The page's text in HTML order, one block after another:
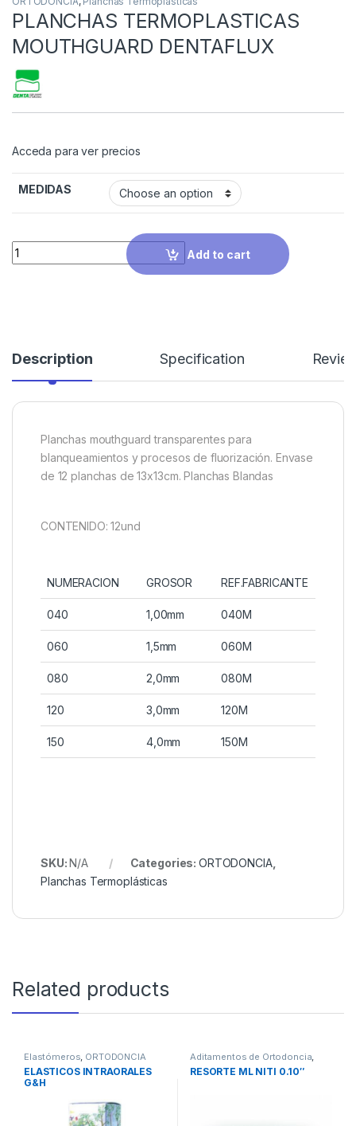
PLANCHAS TERMOPLASTICAS
MOUTHGUARD DENTAFLUX
Acceda para ver precios
MEDIDAS
Quantity
Add to cart
Description Specification
Planchas mouthguard transparentes para
blanqueamientos y procesos de fluorización. Envase
de 12 planchas de 13x13cm. Planchas Blandas
CONTENIDO: 12und
NUMERACION GROSOR REF.FABRICANTE
040 1,00mm 040M
060 1,5mm 060M
080 2,0mm 080M
120 3,0mm 120M
150 4,0mm 150M
SKU:N/A Categories: ORTODONCIA,
Planchas Termoplásticas
Related products
Elastómeros ORTODONCIA
ELASTICOS INTRAORALES
G&H
Aditamentos de Ortodoncia
RESORTE ML NITI 0.10″